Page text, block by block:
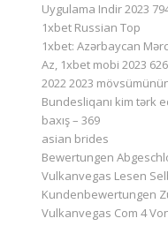
Uygulama Indir 2023
1xbet Russian Top
1xbet: Azərbaycan
Az, 1xbet mobi 2023 626
2022 2023
Bundesliqanı kim tərk
baxış – 369
asian brides
Bewertungen
Vulkanvegas Lesen
Kundenbewertungen
Vulkanvegas Com 4